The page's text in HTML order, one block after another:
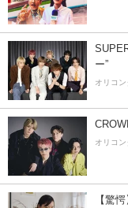
ー”
オリコ
オリコ
【驚